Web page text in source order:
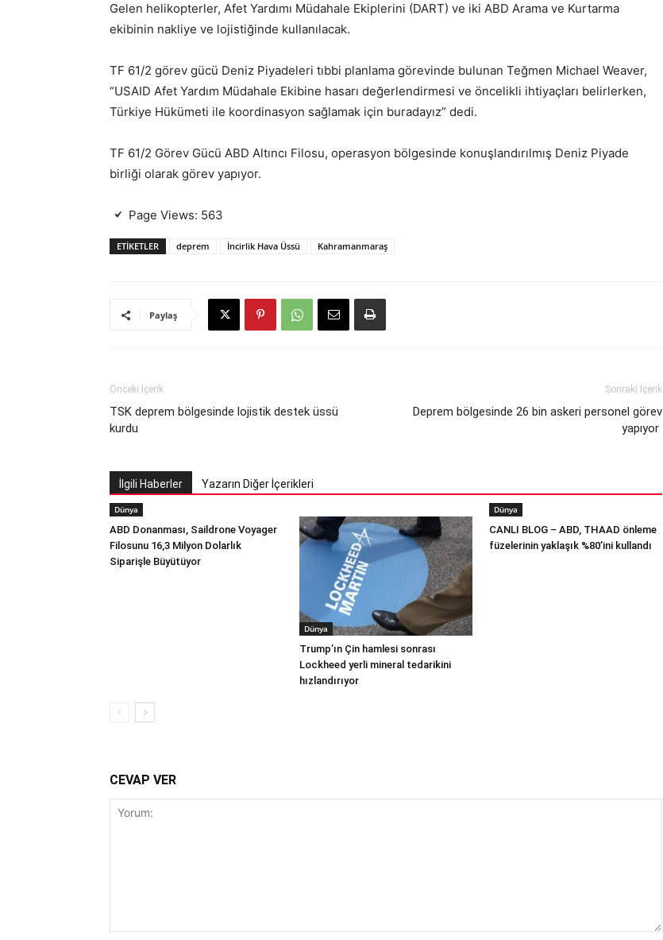
Gelen helikopterler, Afet Yardımı Müdahale Ekiplerini (DART) ve iki ABD Arama ve Kurtarma
ekibinin nakliye ve lojistiğinde kullanılacak.
TF 61/2 görev gücü Deniz Piyadeleri tıbbi planlama görevinde bulunan Teğmen Michael Weaver,
“USAID Afet Yardım Müdahale Ekibine hasarı değerlendirmesi ve öncelikli ihtiyaçları belirlerken,
Türkiye Hükümeti ile koordinasyon sağlamak için buradayız” dedi.
TF 61/2 Görev Gücü ABD Altıncı Filosu, operasyon bölgesinde konuşlandırılmış Deniz Piyade
birliği olarak görev yapıyor.
Page Views: 563
ETIKETLER deprem İncirlik Hava Üssü Kahramanmaraş
Paylaş
Önceki İçerik
TSK deprem bölgesinde lojistik destek üssü
kurdu
Sonraki İçerik
Deprem bölgesinde 26 bin askeri personel görev
yapıyor
İlgili Haberler Yazarın Diğer İçerikleri
Dünya
ABD Donanması, Saildrone Voyager
Filosunu 16,3 Milyon Dolarlık
Siparişle Büyütüyor
Dünya
Trump’ın Çin hamlesi sonrası
Lockheed yerli mineral tedarikini
hızlandırıyor
Dünya
CANLI BLOG – ABD, THAAD önleme
füzelerinin yaklaşık %80’ini kullandı
CEVAP VER